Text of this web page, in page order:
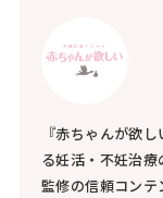
『赤ちゃんが欲
る妊活・不妊治療
監修の信頼コン